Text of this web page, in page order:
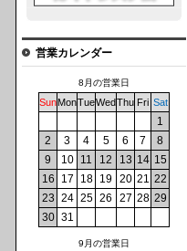
営業カレンダー
8月の営業日
SunMonTueWedThu Fri Sat
1
2
3 4 5 6 7
8
9
10 11 12 13 14 15
16
17 18 19 20 21 22
23 24 25 26 27 28 29
30 31
9月の営業日